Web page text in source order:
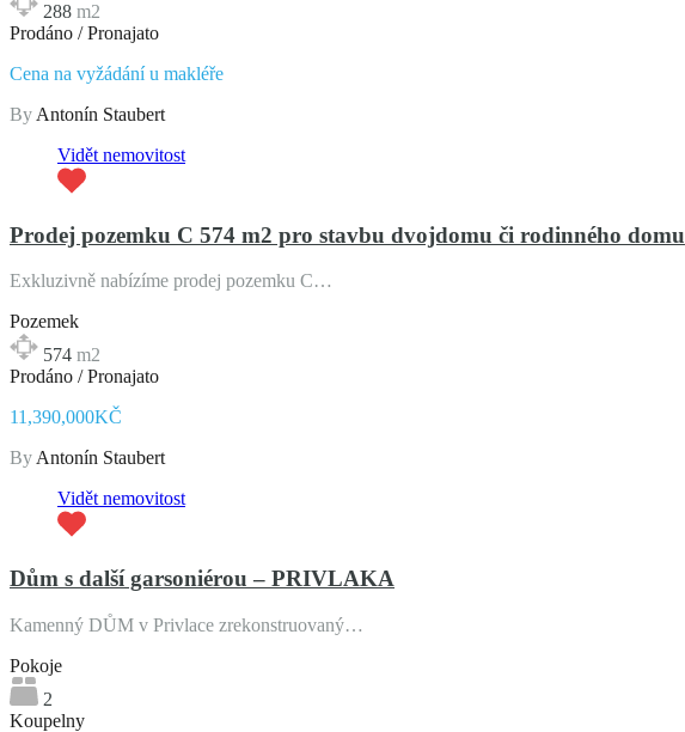
288 m2
Prodáno / Pronajato
Cena na vyžádání u makléře
By Antonín Staubert
Vidět nemovitost
Prodej pozemku C 574 m2 pro stavbu dvojdomu či rodinného domu
Exkluzivně nabízíme prodej pozemku C…
Pozemek
574 m2
Prodáno / Pronajato
11,390,000KČ
ByAntonín Staubert
Vidět nemovitost
Dům s další garsoniérou – PRIVLAKA
Kamenný DŮM v Privlace zrekonstruovaný…
Pokoje
2
Koupelny